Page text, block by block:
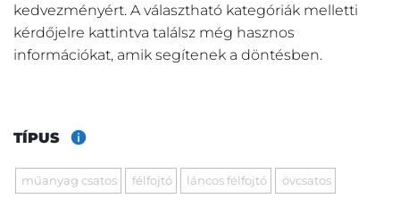
kedvezményért. A választható kategóriák melletti
kérdőjelre kattintva találsz még hasznos
információkat, amik segítenek a döntésben.
TÍPUS
műanyag csatos félfojtó láncos félfojtó övcsatos